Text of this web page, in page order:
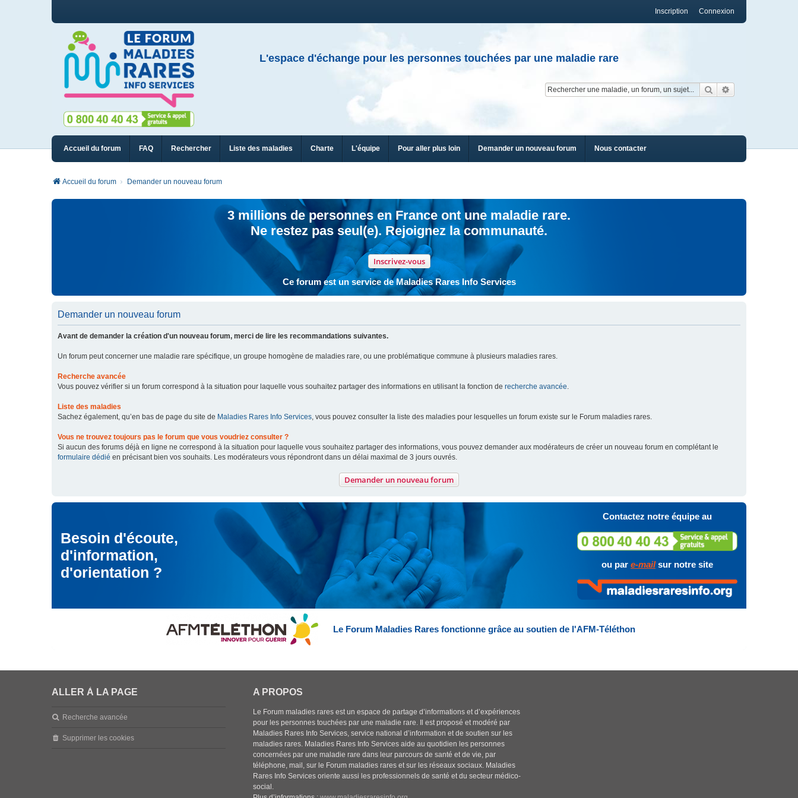
Connexion
Inscription
L'espace d'échange pour les personnes touchées par une maladie rare
Rechercher
Accueil du forum FAQ Rechercher Liste des maladies Charte L'équipe Pour aller plus loin Demander un nouveau forum Nous contacter
Accueil du forum Demander un nouveau forum
3 millions de personnes en France ont une maladie rare.
Ne restez pas seul(e). Rejoignez la communauté.
Inscrivez-vous
Ce forum est un service de Maladies Rares Info Services
Demander un nouveau forum
Avant de demander la création d'un nouveau forum, merci de lire les recommandations suivantes.
Un forum peut concerner une maladie rare spécifique, un groupe homogène de maladies rare, ou une problématique commune à plusieurs maladies rares.
Recherche avancée
Vous pouvez vérifier si un forum correspond à la situation pour laquelle vous souhaitez partager des informations en utilisant la fonction de recherche avancée.
Liste des maladies
Sachez également, qu’en bas de page du site de Maladies Rares Info Services, vous pouvez consulter la liste des maladies pour lesquelles un forum existe sur le Forum maladies rares.
Vous ne trouvez toujours pas le forum que vous voudriez consulter ?
Si aucun des forums déjà en ligne ne correspond à la situation pour laquelle vous souhaitez partager des informations, vous pouvez demander aux modérateurs de créer un nouveau forum en complétant le
formulaire dédié en précisant bien vos souhaits. Les modérateurs vous répondront dans un délai maximal de 3 jours ouvrés.
Demander un nouveau forum
Besoin d'écoute,
d'information,
d'orientation ?
Contactez notre équipe au
ou par e-mailsur notre site
Le Forum Maladies Rares fonctionne grâce au soutien de l'AFM-Téléthon
ALLER À LA PAGE
Recherche avancée
Supprimer les cookies
A PROPOS
Le Forum maladies rares est un espace de partage d’informations et d’expériences
pour les personnes touchées par une maladie rare. Il est proposé et modéré par
Maladies Rares Info Services, service national d’information et de soutien sur les
maladies rares. Maladies Rares Info Services aide au quotidien les personnes
concernées par une maladie rare dans leur parcours de santé et de vie, par
téléphone, mail, sur le Forum maladies rares et sur les réseaux sociaux. Maladies
Rares Info Services oriente aussi les professionnels de santé et du secteur médico-
social.